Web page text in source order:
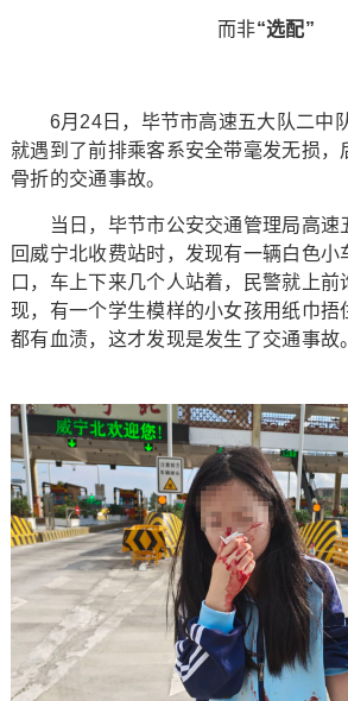
而非“选配”
6月24日，毕节市高速五大队二中
就遇到了前排乘客系安全带毫发无损，
骨折的交通事故。
当日，毕节市公安交通管理局高速
回威宁北收费站时，发现有一辆白色小
口，车上下来几个人站着，民警就上前
现，有一个学生模样的小女孩用纸巾捂
都有血渍，这才发现是发生了交通事故